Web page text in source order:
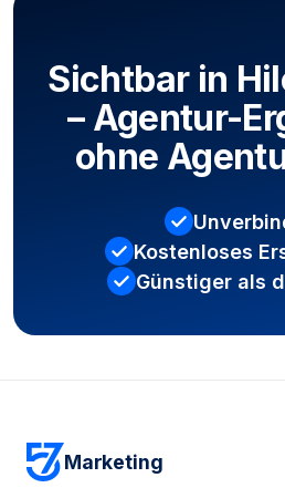
Sichtbar in
– Agentur-
ohne
Kostenloses
Günstiger als
Marketing